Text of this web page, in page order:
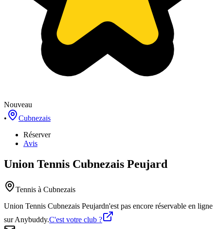
Nouveau
•
Cubnezais
Réserver
Avis
Union Tennis Cubnezais Peujard
Tennis à Cubnezais
Union Tennis Cubnezais Peujardn'est pas encore réservable en ligne
sur Anybuddy.C'est votre club ?